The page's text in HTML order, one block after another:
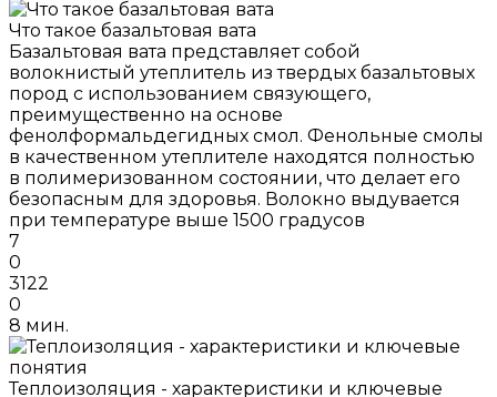
Что такое базальтовая вата
Базальтовая вата представляет собой
волокнистый утеплитель из твердых базальтовых
пород с использованием связующего,
преимущественно на основе
фенолформальдегидных смол. Фенольные смолы
в качественном утеплителе находятся полностью
в полимеризованном состоянии, что делает его
безопасным для здоровья. Волокно выдувается
при температуре выше 1500 градусов
7
0
3122
0
8 мин.
Теплоизоляция - характеристики и ключевые